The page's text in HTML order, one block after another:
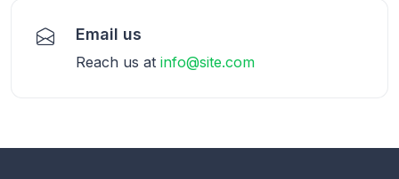
Email us
Reach us at info@site.com